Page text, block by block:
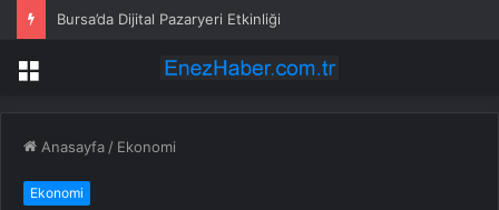
Bursa’da Dijital Pazaryeri Etkinliği
Menü
Anasayfa / Ekonomi
Ekonomi